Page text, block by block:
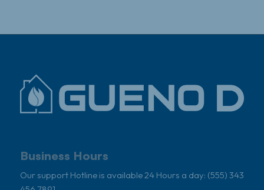
Business Hours
Our support Hotline is available 24 Hours a day: (555) 343